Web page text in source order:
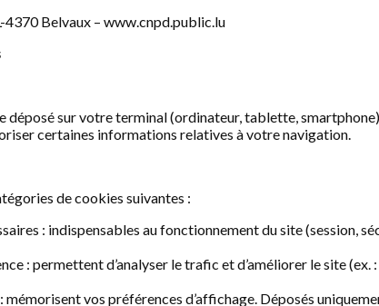
4370 Belvaux – www.cnpd.public.lu
sur votre terminal (ordinateur, tablette,
certaines informations relatives à votre navigation.
de cookies suivantes :
: indispensables au fonctionnement du site (session,
permettent d’analyser le trafic et d’améliorer le site (ex.
vos préférences d’affichage. Déposés